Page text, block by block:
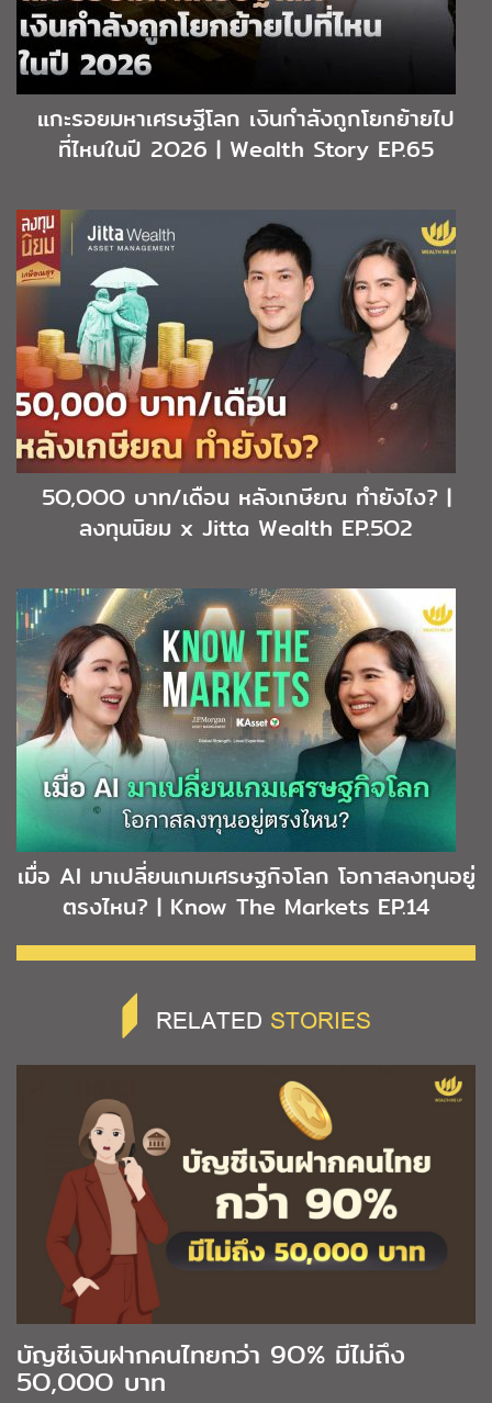
แกะรอยมหาเศรษฐีโลก เงินกำลังถูกโยกย้ายไป
ที่ไหนในปี 2O26 | Wealth Story EP.65
5O,OOO บาท/เดือน หลังเกษียณ ทำยังไง? |
ลงทุนนิยม x Jitta Wealth EP.5O2
เมื่อ AI มาเปลี่ยนเกมเศรษฐกิจโลก โอกาสลงทุนอยู่
ตรงไหน? | Know The Markets EP.14
RELATED STORIES
บัญชีเงินฝากคนไทยกว่า 9O% มีไม่ถึง
5O,OOO บาท